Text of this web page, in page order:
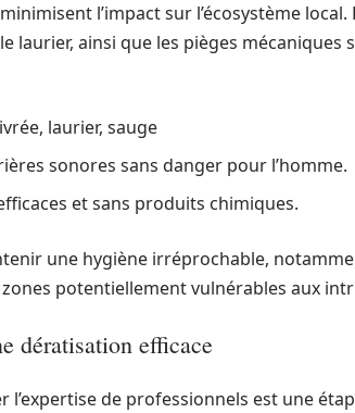
l’impact sur l’écosystème local.
laurier, ainsi que les pièges mécaniques
laurier, sauge
sonores sans danger pour l’homme.
et sans produits chimiques.
une hygiène irréprochable,
potentiellement vulnérables aux
dératisation efficace
l’expertise de professionnels est une